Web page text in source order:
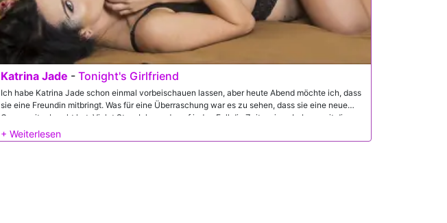
Katrina Jade - Tonight's Girlfriend
Ich habe Katrina Jade schon einmal vorbeischauen lassen, aber heute Abend möchte ich, dass
sie eine Freundin mitbringt. Was für eine Überraschung war es zu sehen, dass sie eine neue
Comer mitgebracht hat, Violet Starr. Ich werde auf jeden Fall die Zeit meines Lebens mit diesen
beiden Schönheiten heute Abend haben.